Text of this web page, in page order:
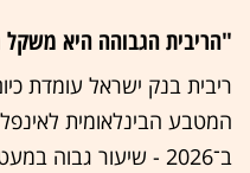
"הריבית הגבוהה היא משקל
ב־2026 - שיעור גבוה